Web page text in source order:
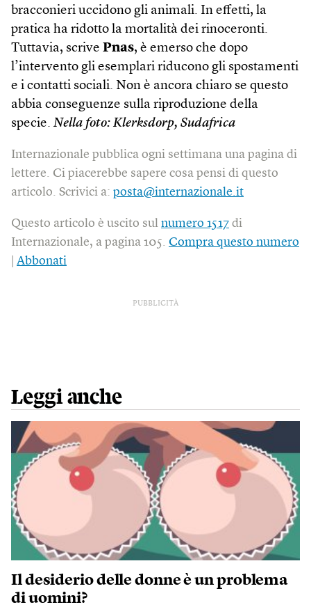
bracconieri uccidono gli animali. In effetti, la
pratica ha ridotto la mortalità dei rinoceronti.
Tuttavia, scrive Pnas, è emerso che dopo
l’intervento gli esemplari riducono gli spostamenti
e i contatti sociali. Non è ancora chiaro se questo
abbia conseguenze sulla riproduzione della
specie. Nella foto: Klerksdorp, Sudafrica
Internazionale pubblica ogni settimana una pagina di
lettere. Ci piacerebbe sapere cosa pensi di questo
articolo. Scrivici a: posta@internazionale.it
Questo articolo è uscito sul numero 1517 di
Internazionale, a pagina 105. Compra questo numero
Abbonati
PUBBLICITÀ
Leggi anche
Il desiderio delle donne è un problema
di uomini?